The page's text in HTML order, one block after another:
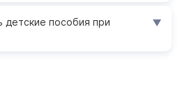
пособия при